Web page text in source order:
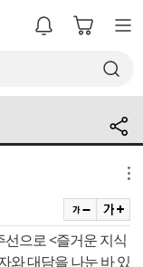
으로 <즐거운 지식
와 대담을 나눈 바 있